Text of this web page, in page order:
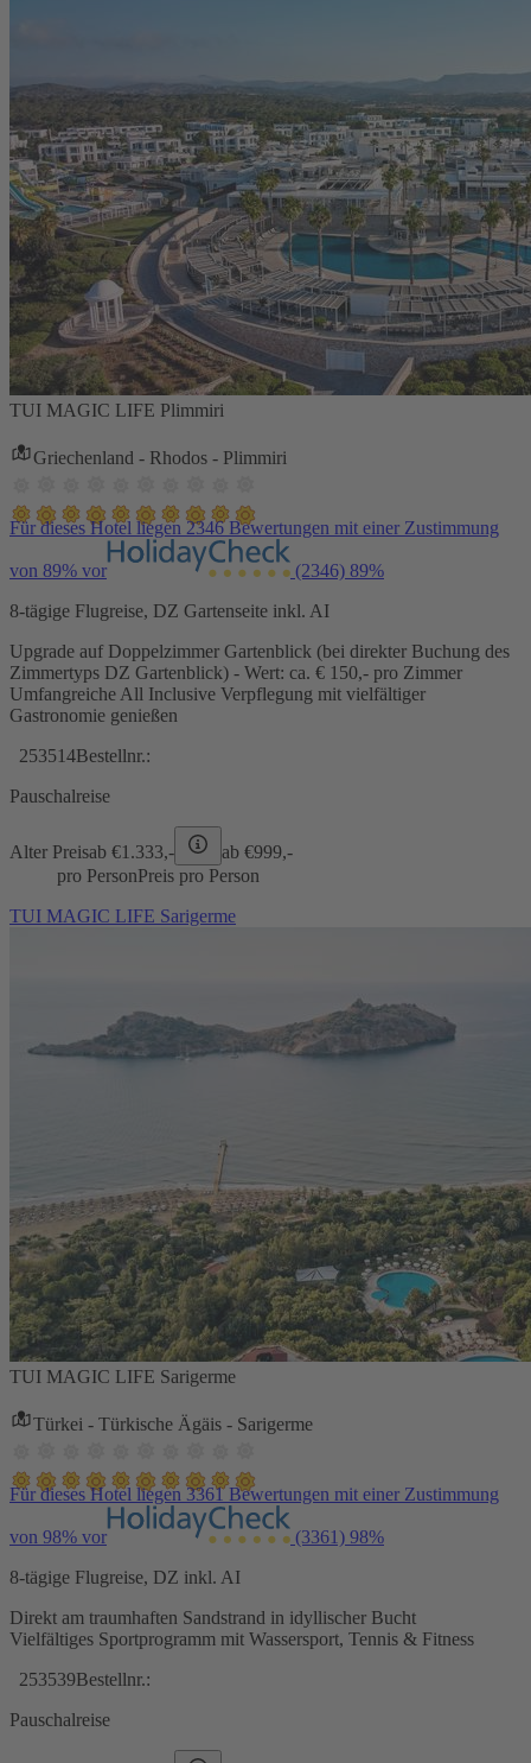
TUI MAGIC LIFE Plimmiri
Griechenland - Rhodos - Plimmiri
Für dieses Hotel liegen 2346 Bewertungen mit einer Zustimmung
von 89% vor (2346) 89%
8-tägige Flugreise, DZ Gartenseite inkl. AI
Upgrade auf Doppelzimmer Gartenblick (bei direkter Buchung des
Zimmertyps DZ Gartenblick) - Wert: ca. € 150,- pro Zimmer
Umfangreiche All Inclusive Verpflegung mit vielfältiger
Gastronomie genießen
253514Bestellnr.:
Pauschalreise
Alter Preisab €1.333,- ab €999,-
pro PersonPreis pro Person
TUI MAGIC LIFE Sarigerme
TUI MAGIC LIFE Sarigerme
Türkei - Türkische Ägäis - Sarigerme
Für dieses Hotel liegen 3361 Bewertungen mit einer Zustimmung
von 98% vor (3361) 98%
8-tägige Flugreise, DZ inkl. AI
Direkt am traumhaften Sandstrand in idyllischer Bucht
Vielfältiges Sportprogramm mit Wassersport, Tennis & Fitness
253539Bestellnr.:
Pauschalreise